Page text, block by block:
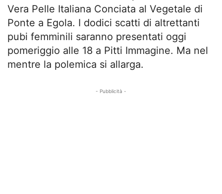
Vera Pelle Italiana Conciata al Vegetale di
Ponte a Egola. I dodici scatti di altrettanti
pubi femminili saranno presentati oggi
pomeriggio alle 18 a Pitti Immagine. Ma nel
mentre la polemica si allarga.
- Pubblicità -